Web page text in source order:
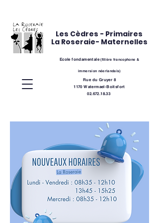
Ecole fondamentale(filière francophone &
immersion néerlandais)
Rue du Gruyer 8
1170 Watermael-Boitsfort
02.672.18.33
Les Cèdres - Primaires
La Roseraie- Maternelles